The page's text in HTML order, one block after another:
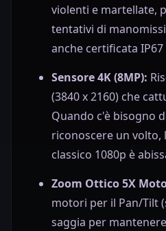
violenti e martellate,
tentativi di
anche certificata
Sensore 4K (8MP):
(3840 x 2160) che
Quando c'è bisogno
riconoscere un volto,
classico 1080p è
Zoom Ottico 5X
motori per il Pan/Tilt
saggia per